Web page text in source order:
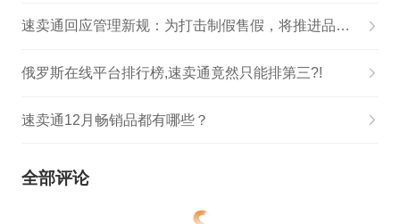
速卖通回应管理新规：为打击制假售假，将推进品牌化
俄罗斯在线平台排行榜,速卖通竟然只能排第三?!
速卖通12月畅销品都有哪些？
全部评论